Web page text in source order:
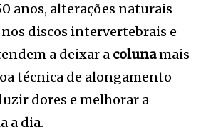
anos, alterações naturais
discos intervertebrais e
a deixar a colunamais
técnica de alongamento
dores e melhorar a
a dia.